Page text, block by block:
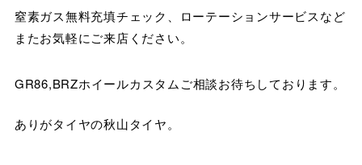
窒素ガス無料充填チェック、ローテーションサービスなど
またお気軽にご来店ください。
GR86,BRZホイールカスタムご相談お待ちしております。
ありがタイヤの秋山タイヤ。